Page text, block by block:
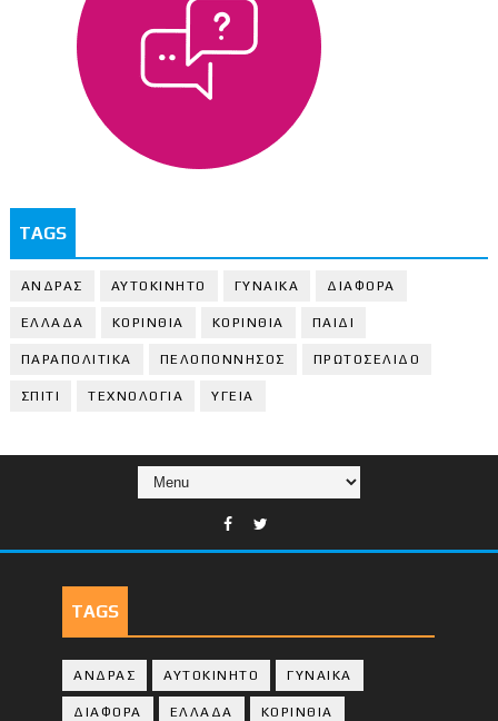
TAGS
ΑΝΔΡΑΣ ΑΥΤΟΚΙΝΗΤΟ ΓΥΝΑΙΚΑ ΔΙΑΦΟΡΑ
ΕΛΛΑΔΑ ΚΟΡΙΝΘΙΑ ΚΟΡΙΝΘΙA ΠΑΙΔΙ
ΠΑΡΑΠΟΛΙΤΙΚΑ ΠΕΛΟΠΟΝΝΗΣΟΣ ΠΡΩΤΟΣΕΛΙΔΟ
ΣΠΙΤΙ ΤΕΧΝΟΛΟΓΙΑ ΥΓΕΙΑ
TAGS
ΑΝΔΡΑΣ ΑΥΤΟΚΙΝΗΤΟ ΓΥΝΑΙΚΑ
ΔΙΑΦΟΡΑ ΕΛΛΑΔΑ ΚΟΡΙΝΘΙΑ